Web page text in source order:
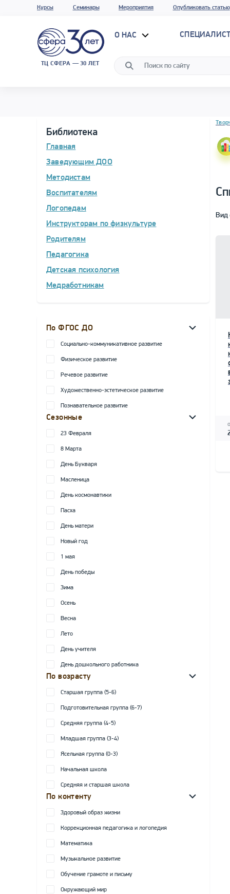
Курсы Семинары Мероприятия Опубликовать статью
ТЦ СФЕРА — 30 ЛЕТ
О НАС
Библиотека
Главная
Заведующим ДОО
Методистам
Воспитателям
Логопедам
Инструкторам по физкультуре
Родителям
Педагогика
Детская психология
Медработникам
По ФГОС ДО
Социально-коммуникативное развитие
Физическое развитие
Речевое развитие
Художественно-эстетическое развитие
Познавательное развитие
Сезонные
23 Февраля
8 Марта
День Букваря
Масленица
День космонавтики
Пасха
День матери
Новый год
1 мая
День победы
Зима
Осень
Весна
Лето
День учителя
День дошкольного работника
По возрасту
Старшая группа (5-6)
Подготовительная группа (6-7)
Средняя группа (4-5)
Младшая группа (3-4)
Ясельная группа (0-3)
Начальная школа
Средняя и старшая школа
По контенту
Здоровый образ жизни
Коррекционная педагогика и логопедия
Математика
Музыкальное развитие
Обучение грамоте и письму
Окружающий мир
Блок
Вид